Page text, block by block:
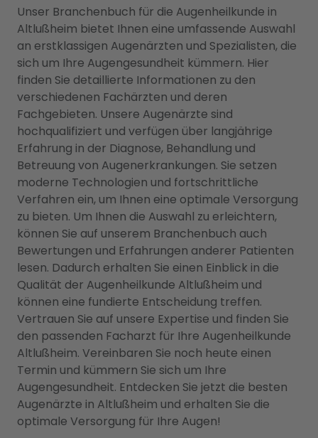
Unser Branchenbuch für die Augenheilkunde in
Altlußheim bietet Ihnen eine umfassende Auswahl
an erstklassigen Augenärzten und Spezialisten, die
sich um Ihre Augengesundheit kümmern. Hier
finden Sie detaillierte Informationen zu den
verschiedenen Fachärzten und deren
Fachgebieten. Unsere Augenärzte sind
hochqualifiziert und verfügen über langjährige
Erfahrung in der Diagnose, Behandlung und
Betreuung von Augenerkrankungen. Sie setzen
moderne Technologien und fortschrittliche
Verfahren ein, um Ihnen eine optimale Versorgung
zu bieten. Um Ihnen die Auswahl zu erleichtern,
können Sie auf unserem Branchenbuch auch
Bewertungen und Erfahrungen anderer Patienten
lesen. Dadurch erhalten Sie einen Einblick in die
Qualität der Augenheilkunde Altlußheim und
können eine fundierte Entscheidung treffen.
Vertrauen Sie auf unsere Expertise und finden Sie
den passenden Facharzt für Ihre Augenheilkunde
Altlußheim. Vereinbaren Sie noch heute einen
Termin und kümmern Sie sich um Ihre
Augengesundheit. Entdecken Sie jetzt die besten
Augenärzte in Altlußheim und erhalten Sie die
optimale Versorgung für Ihre Augen!